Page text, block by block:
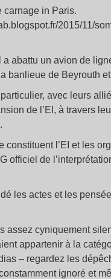
carnage in Paris.
2015/11/
a abattu un avion de
banlieue de Beyrouth
avec leurs
de l’EI, à travers
constituent l’EI et les
officiel de
les actes et les
assez cyniquement
appartenir à la
– regardez les
ignoré et